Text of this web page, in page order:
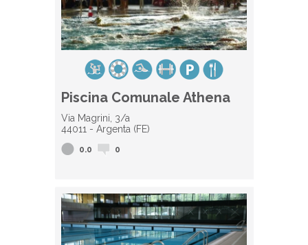
Piscina Comunale Athena
Via Magrini, 3/a
44011 - Argenta (FE)
0.0 0